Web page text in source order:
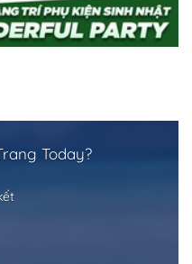
trước đó
Today?